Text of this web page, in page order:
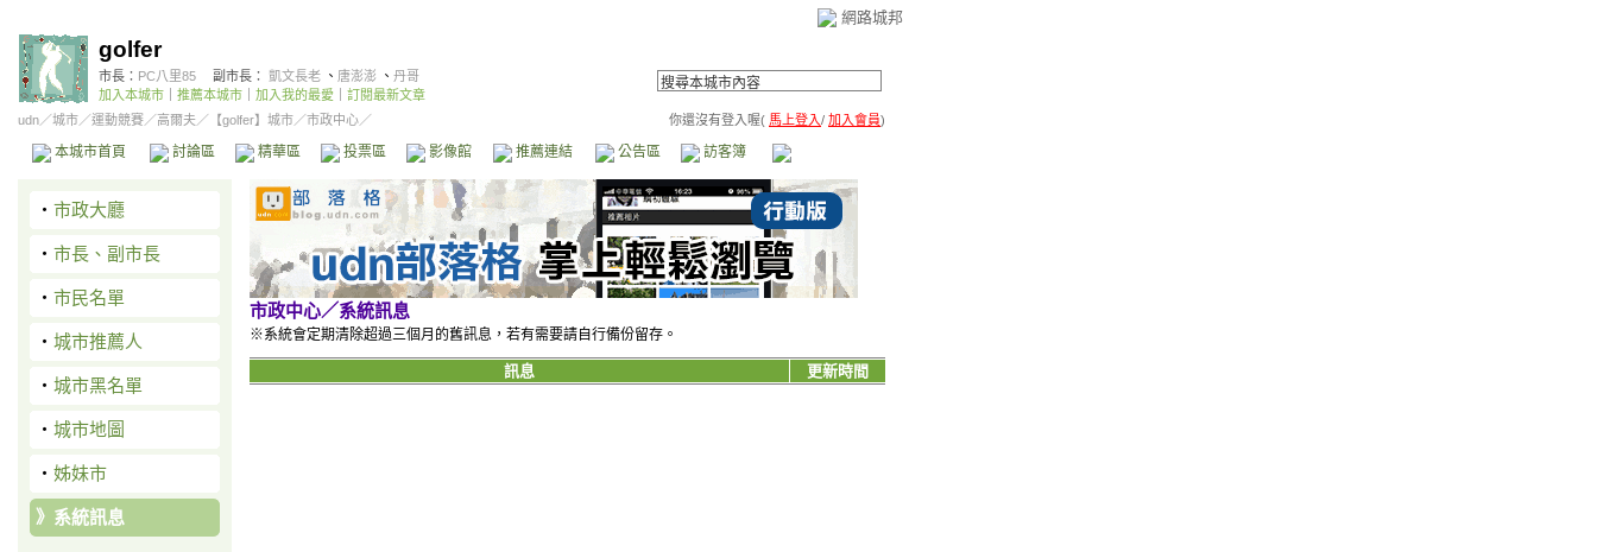
網路城邦
golfer
市長： PC八里85 副市長： 凱文長老 、 唐澎澎 、 丹哥
加入本城市
推薦本城市 加入我的最愛
訂閱最新文章
udn／城市／運動競賽／高爾夫／ 【golfer】城市／市政中心／ 你還沒有登入喔( 馬上登入/ 加入會員)
本城市首頁 討論區 精華區 投票區 影像館 推薦連結 公告區 訪客簿 市政中心
‧ 市政大廳
‧ 市長、副市長
‧ 市民名單
‧ 城市推薦人
‧ 城市黑名單
‧ 城市地圖
‧ 姊妹市
》 系統訊息
市政中心／系統訊息
※系統會定期清除超過三個月的舊訊息，若有需要請自行備份留存。
訊息 更新時間